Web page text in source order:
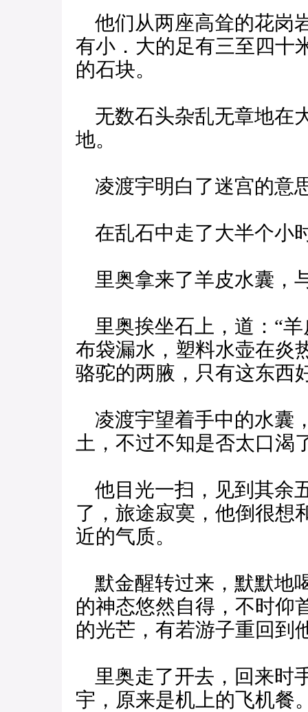
他们从两座高耸的花岗
有小．大的足有三至四十
的石块。
无数石头杂乱无章地在
地。
凌渡宇明白了迷宫的意
在乱石中走了大半个小
里奥拿来了羊皮水囊，
里奥挨坐石上，道：“
布袋漏水，塑料水壶在炎
骆驼的两腋，只有这东西
凌渡宇望着手中的水囊
土，不过不知是否太口渴
他目光一扫，见到其余
了，旅途寂寞，他倒很想
近的气质。
默金醒转过来，默默地
的神态悠然自得，不时仰
的光芒，有若游子重回到
里奥走了开去，回来时
宇，原来是机上的飞机餐